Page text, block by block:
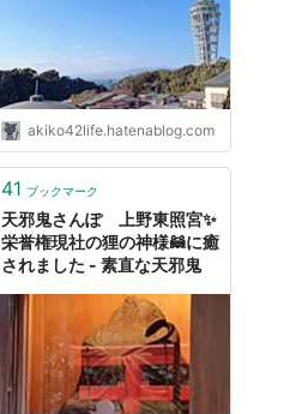
akiko42life.hatenablog.com
41 ブックマーク
天邪鬼さんぽ 上野東照宮✨
栄誉権現社の狸の神様🦝に癒
されました - 素直な天邪鬼